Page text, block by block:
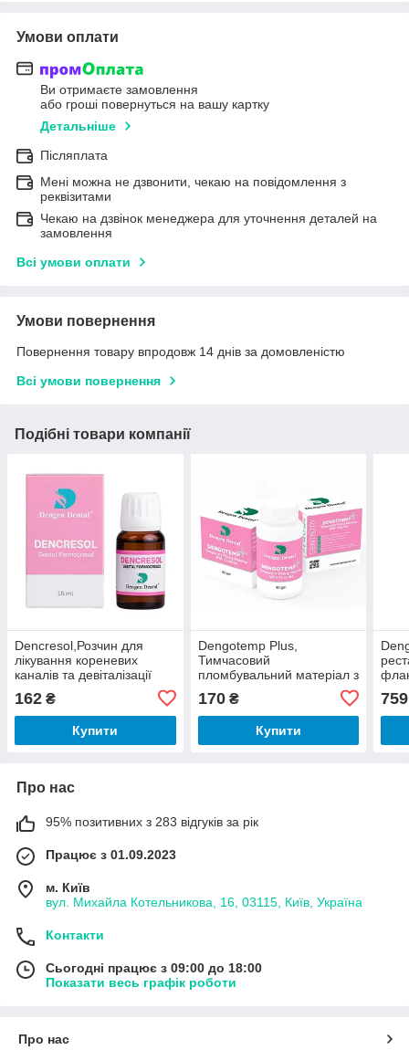
Умови оплати
Ви отримаєте замовлення
або гроші повернуться на вашу картку
Детальніше
Післяплата
Мені можна не дзвонити, чекаю на повідомлення з
реквізитами
Чекаю на дзвінок менеджера для уточнення деталей на
замовлення
Всі умови оплати
Умови повернення
Повернення товару впродовж 14 днів за домовленістю
Всі умови повернення
Подібні товари компанії
Dencresol,Розчин для
лікування кореневих
каналів та девіталізації
Dental)
162 ₴
Купити
Dengotemp Plus,
Тимчасовий
пломбувальний матеріал з
Dental)
170₴
Купити
759
Про нас
95% позитивних з 283 відгуків за рік
Працює з 01.09.2023
м. Київ
вул. Михайла Котельникова, 16, 03115, Київ, Україна
Контакти
Сьогодні працює з 09:00 до 18:00
Показати весь графік роботи
Про нас